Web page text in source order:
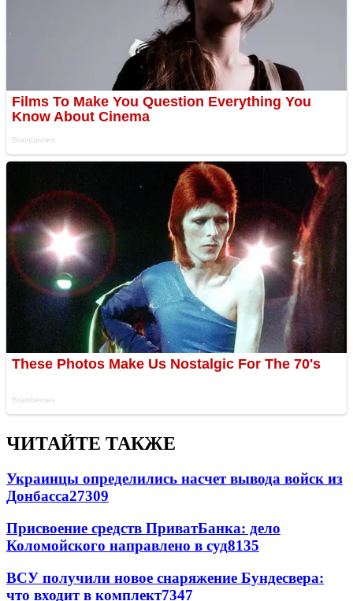
ЧИТАЙТЕ ТАКЖЕ
Украинцы определились насчет вывода войск из
Донбасса27309
Присвоение средств ПриватБанка: дело
Коломойского направлено в суд8135
ВСУ получили новое снаряжение Бундесвера:
что входит в комплект7347